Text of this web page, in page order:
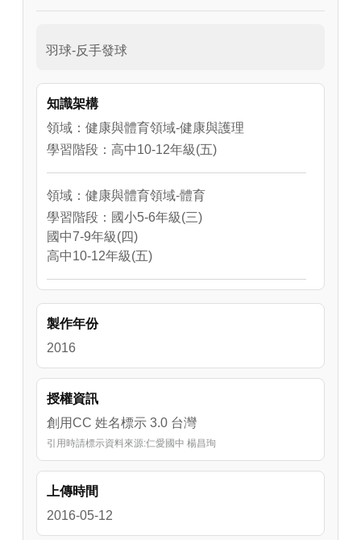
羽球-反手發球
知識架構
領域：健康與體育領域-健康與護理
學習階段：高中10-12年級(五)
領域：健康與體育領域-體育
學習階段：國小5-6年級(三)
國中7-9年級(四)
高中10-12年級(五)
領域：健康與體育領域-健康教育
學習階段：國中7-9年級(四)
製作年份
2016
授權資訊
創用CC 姓名標示 3.0 台灣
引用時請標示資料來源:仁愛國中 楊昌珣
上傳時間
2016-05-12